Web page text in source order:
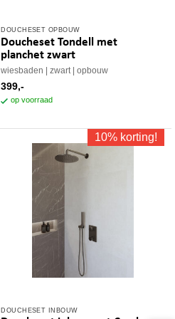
DOUCHESET OPBOUW
Doucheset Tondell met
planchet zwart
wiesbaden zwart opbouw
399,-
op voorraad
10% korting!
DOUCHESET INBOUW
Dit